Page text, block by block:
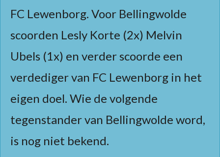
FC Lewenborg. Voor Bellingwolde
scoorden Lesly Korte (2x) Melvin
Ubels (1x) en verder scoorde een
verdediger van FC Lewenborg in het
eigen doel. Wie de volgende
tegenstander van Bellingwolde word,
is nog niet bekend.